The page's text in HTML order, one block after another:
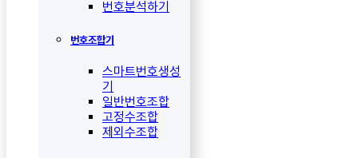
번호분석하기
번호조합기
스마트번호생성
기
일반번호조합
고정수조합
제외수조합